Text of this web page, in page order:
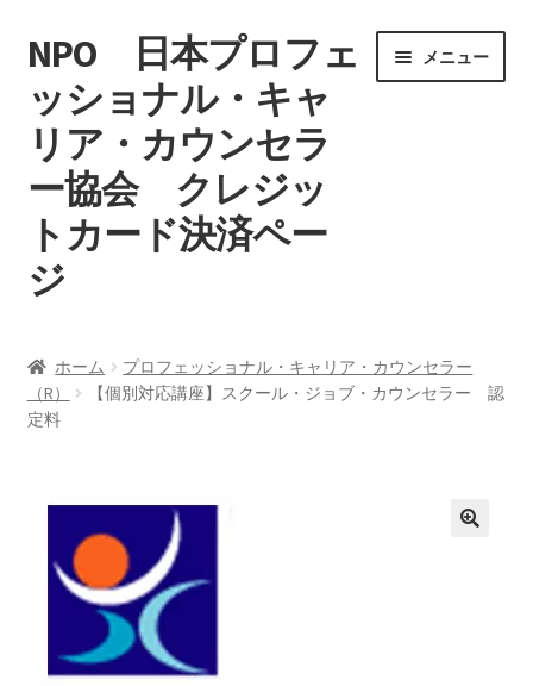
ナ
ビ
ゲ
ー
シ
ョ
ン
へ
ス
プ
コ
ン
テ
ン
ツ
へ
ス
キ
ッ
NPO 日本プロフェ
ッショナル・キャ
リア・カウンセラ
ー協会 クレジッ
トカード決済ペー
ジ
メニュー
マイアカウント
支払い
プライバシーポリシー
ホーム
プロフェッショナル・キャリア・カウンセラー
（R）
【個別対応講座】スクール・ジョブ・カウンセラー 認
定料